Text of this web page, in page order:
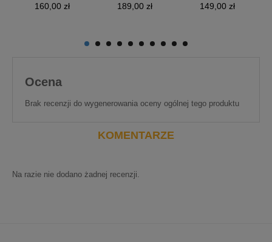
Cena
160,00 zł Cena
189,00 zł Cena
149,00 zł
Ocena
Brak recenzji do wygenerowania oceny ogólnej tego produktu
KOMENTARZE
Na razie nie dodano żadnej recenzji.